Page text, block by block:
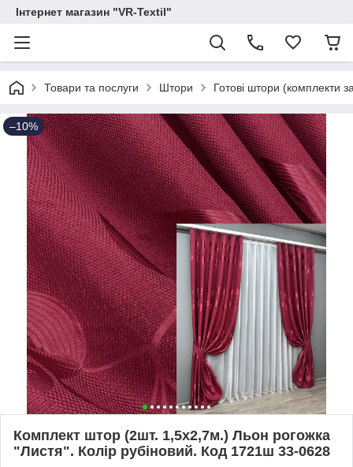
Інтернет магазин "VR-Textil"
Товари та послуги Штори Готові штори (комплекти
–10%
Комплект штор (2шт. 1,5х2,7м.) Льон рогожка
"Листя". Колір рубіновий. Код 1721ш 33-0628